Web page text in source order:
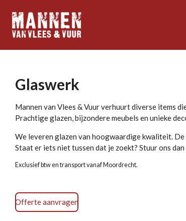
direct
naar
Glaswerk
Mannen van Vlees & Vuur verhuurt diverse items
Prachtige glazen, bijzondere meubels en unieke
We leveren glazen van hoogwaardige kwaliteit. De
Staat er iets niet tussen dat je zoekt? Stuur ons dan
Exclusief btw en transport vanaf Moordrecht.
Offerte aanvragen